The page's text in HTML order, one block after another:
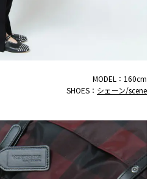
MODEL：160cm
SHOES： シェーン/scene